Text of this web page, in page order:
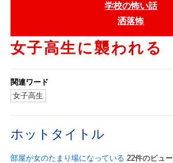
学校の怖い話
洒落怖
女子高生に襲われる
関連ワード
女子高生
ホットタイトル
部屋が女のたまり場になっている 22件のビュー